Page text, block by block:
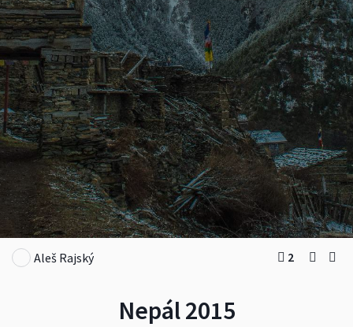
Nepál 2015
Aleš Rajský 2